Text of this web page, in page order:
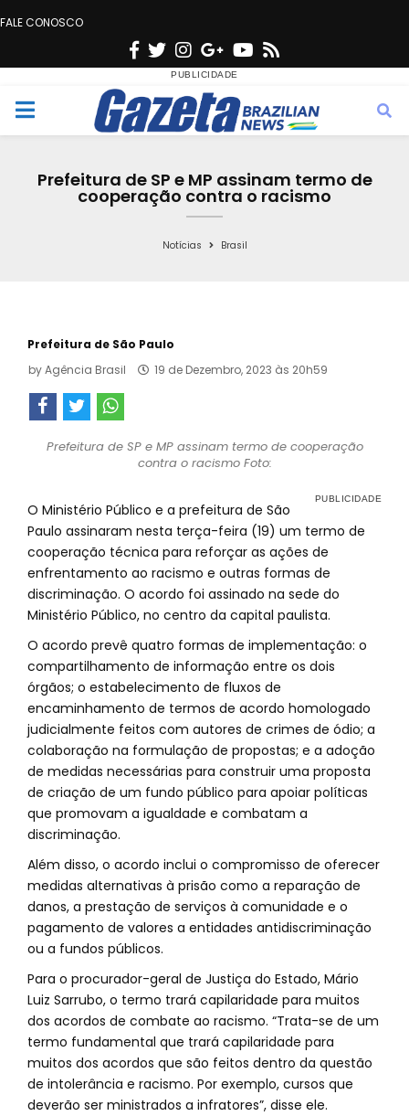
FALE CONOSCO
F
c
e
o
T
w
i
t
e
n
s
t
g
r
a
G
o
o
g
e
Y
u
t
b
s
M
Prefeitura de SP e MP assinam termo de
cooperação contra o racismo
Notícias Brasil
Prefeitura de São Paulo
byAgência Brasil 19 de Dezembro, 2023 às 20h59
Prefeitura de SP e MP assinam termo de cooperação
contra o racismo Foto:
O Ministério Público e a prefeitura de São
Paulo assinaram nesta terça-feira (19) um termo de
cooperação técnica para reforçar as ações de
enfrentamento ao racismo e outras formas de
discriminação. O acordo foi assinado na sede do
Ministério Público, no centro da capital paulista.
O acordo prevê quatro formas de implementação: o
compartilhamento de informação entre os dois
órgãos; o estabelecimento de fluxos de
encaminhamento de termos de acordo homologado
judicialmente feitos com autores de crimes de ódio; a
colaboração na formulação de propostas; e a adoção
de medidas necessárias para construir uma proposta
de criação de um fundo público para apoiar políticas
que promovam a igualdade e combatam a
discriminação.
Além disso, o acordo inclui o compromisso de oferecer
medidas alternativas à prisão como a reparação de
danos, a prestação de serviços à comunidade e o
pagamento de valores a entidades antidiscriminação
ou a fundos públicos.
Para o procurador-geral de Justiça do Estado, Mário
Luiz Sarrubo, o termo trará capilaridade para muitos
dos acordos de combate ao racismo. “Trata-se de um
termo fundamental que trará capilaridade para
muitos dos acordos que são feitos dentro da questão
de intolerância e racismo. Por exemplo, cursos que
deverão ser ministrados a infratores”, disse ele.